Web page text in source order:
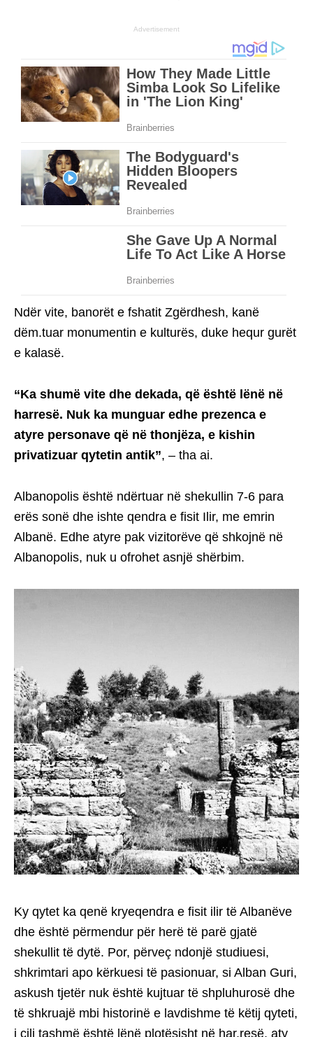
Advertisement
Ndër vite, banorët e fshatit Zgërdhesh, kanë
dëm.tuar monumentin e kulturës, duke hequr gurët
e kalasë.
“Ka shumë vite dhe dekada, që është lënë në
harresë. Nuk ka munguar edhe prezenca e
atyre personave që në thonjëza, e kishin
privatizuar qytetin antik”, – tha ai.
Albanopolis është ndërtuar në shekullin 7-6 para
erës sonë dhe ishte qendra e fisit Ilir, me emrin
Albanë. Edhe atyre pak vizitorëve që shkojnë në
Albanopolis, nuk u ofrohet asnjë shërbim.
Ky qytet ka qenë kryeqendra e fisit ilir të Albanëve
dhe është përmendur për herë të parë gjatë
shekullit të dytë. Por, përveç ndonjë studiuesi,
shkrimtari apo kërkuesi të pasionuar, si Alban Guri,
askush tjetër nuk është kujtuar të shpluhurosë dhe
të shkruajë mbi historinë e lavdishme të këtij qyteti,
i cili tashmë është lënë plotësisht në har.resë, aty